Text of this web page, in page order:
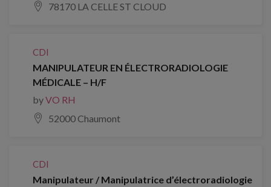
78170 LA CELLE ST CLOUD
CDI
MANIPULATEUR EN ÉLECTRORADIOLOGIE
MÉDICALE – H/F
byVO RH
52000 Chaumont
CDI
Manipulateur / Manipulatrice d’électroradiologie